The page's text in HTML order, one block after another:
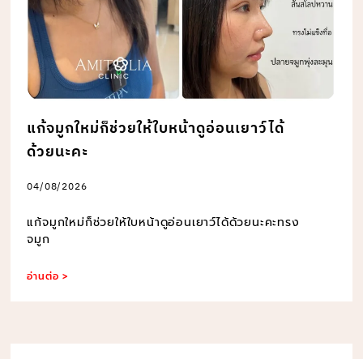
แก้จมูกใหม่ก็ช่วยให้ใบหน้าดูอ่อนเยาว์ได้
ด้วยนะคะ
04/08/2026
แก้จมูกใหม่ก็ช่วยให้ใบหน้าดูอ่อนเยาว์ได้ด้วยนะคะทรง
จมูก
อ่านต่อ >